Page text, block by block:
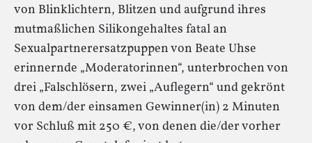
von Blinklichtern, Blitzen und aufgrund ihres
mutmaßlichen Silikongehaltes fatal an
Sexualpartnerersatzpuppen von Beate Uhse
erinnernde „Moderatorinnen“, unterbrochen von
drei „Falschlösern, zwei „Auflegern“ und gekrönt
von dem/der einsamen Gewinner(in) 2 Minuten
vor Schluß mit 250 €, von denen die/der vorher